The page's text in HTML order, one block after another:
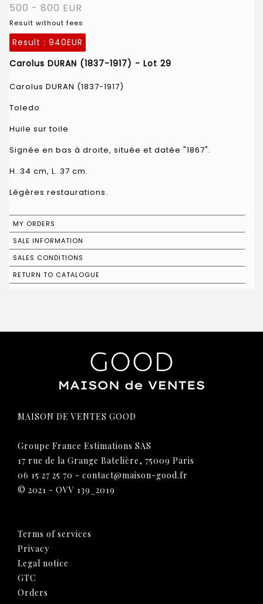
500 - 800 EUR
Result without fees
Result : 940EUR
Carolus DURAN (1837-1917) - Lot 29
Carolus DURAN (1837-1917)
Toledo
Huile sur toile
Signée en bas à droite, située et datée "1867".
H. 34 cm, L. 37 cm.
Légères restaurations.
MY ORDERS
SALE INFORMATION
SALES CONDITIONS
RETURN TO CATALOGUE
MAISON DE VENTES GOOD
Groupe France Estimations SAS
17 rue de la Grange Batelière, 75009 Paris
06 15 27 25 70 - contact@maison-good.fr
© 2021 - OVV 139_2019
Terms of services
Privacy
Legal notice
GTC
Orders